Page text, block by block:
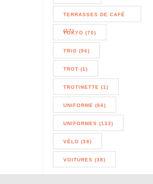
TERRASSES DE CAFÉ
(17)
TOKYO (70)
TRIO (96)
TROT (1)
TROTINETTE (1)
UNIFORME (66)
UNIFORMES (133)
VÉLO (38)
VOITURES (38)